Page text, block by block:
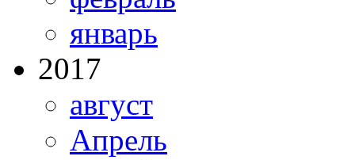
январь
2017
август
Апрель